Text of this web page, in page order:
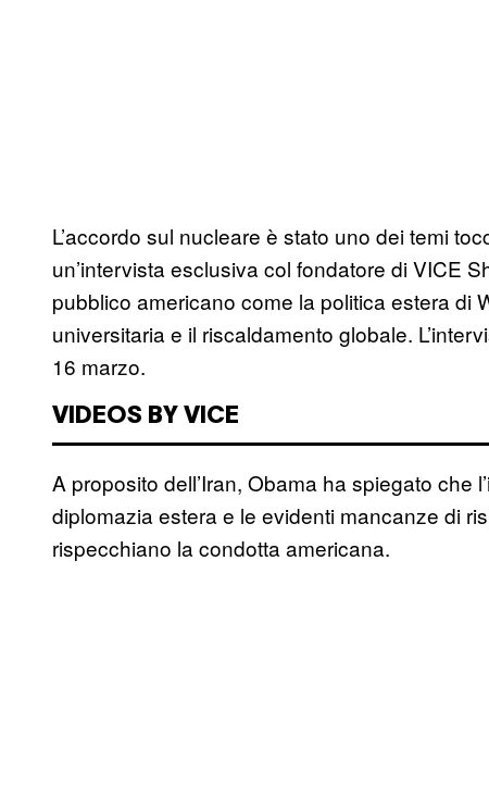
L’accordo sul nucleare è stato uno dei temi
un’intervista esclusiva col fondatore di VICE
pubblico americano come la politica estera di
universitaria e il riscaldamento globale.
16 marzo.
VIDEOS BY VICE
A proposito dell’Iran, Obama ha spiegato che
diplomazia estera e le evidenti mancanze di
rispecchiano la condotta americana.